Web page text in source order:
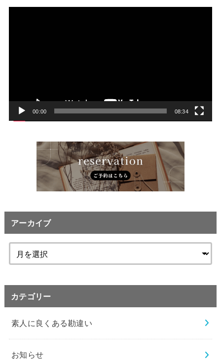
00:00 08:34
アーカイブ
カテゴリー
素人に良くある勘違い
お知らせ